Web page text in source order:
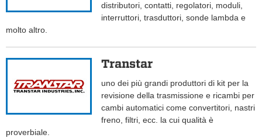
distributori, contatti, regolatori, moduli,
interruttori, trasduttori, sonde lambda e
molto altro.
Transtar
uno dei più grandi produttori di kit per la
revisione della trasmissione e ricambi per
cambi automatici come convertitori, nastri
freno, filtri, ecc. la cui qualità è
proverbiale.